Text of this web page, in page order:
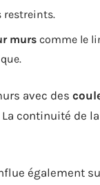
restreints.
murs comme le
avec des
continuité de
également